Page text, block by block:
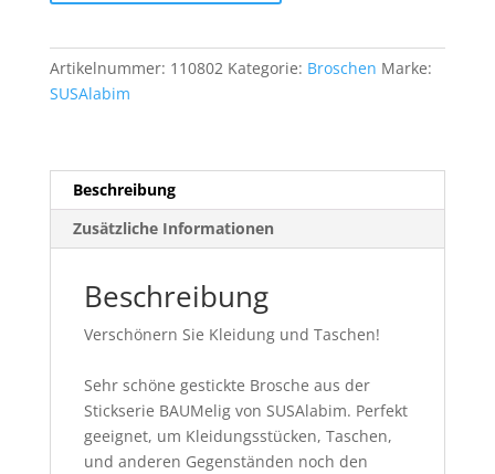
Nr.
Menge
Artikelnummer: 110802 Kategorie: Broschen Marke:
SUSAlabim
Beschreibung
Zusätzliche Informationen
Beschreibung
Verschönern Sie Kleidung und Taschen!
Sehr schöne gestickte Brosche aus der
Stickserie BAUMelig von SUSAlabim. Perfekt
geeignet, um Kleidungsstücken, Taschen,
und anderen Gegenständen noch den